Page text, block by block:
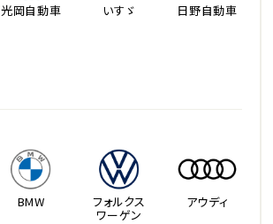
光岡自動車 いすゞ 日野自動車
BMW フォルクス
ワーゲン
アウディ